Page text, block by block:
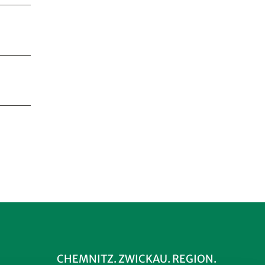
CHEMNITZ. ZWICKAU. REGION.